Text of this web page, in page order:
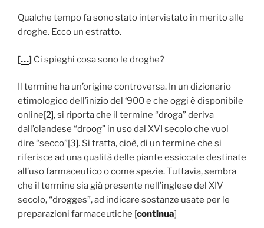
Qualche tempo fa sono stato intervistato in merito alle
droghe. Ecco un estratto.
[…] Ci spieghi cosa sono le droghe?
Il termine ha un’origine controversa. In un dizionario
etimologico dell’inizio del ‘900 e che oggi è disponibile
online[2], si riporta che il termine “droga” deriva
dall’olandese “droog” in uso dal XVI secolo che vuol
dire “secco”[3]. Si tratta, cioè, di un termine che si
riferisce ad una qualità delle piante essiccate destinate
all’uso farmaceutico o come spezie. Tuttavia, sembra
che il termine sia già presente nell’inglese del XIV
secolo, “drogges”, ad indicare sostanze usate per le
preparazioni farmaceutiche [continua]